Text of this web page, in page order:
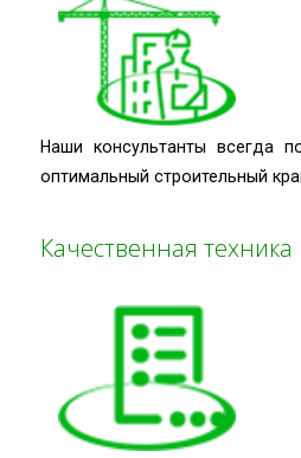
Наши консультанты всегда
оптимальный строительный
Качественная техника